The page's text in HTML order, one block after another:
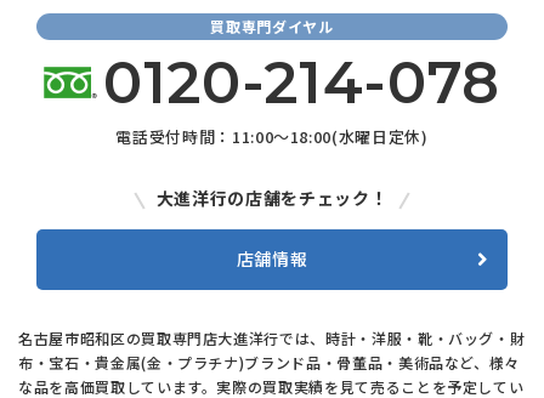
買取専門ダイヤル
0120-214-078
電話受付時間：11:00～18:00(水曜日定休)
大進洋行の店舗をチェック！
店舗情報
名古屋市昭和区の買取専門店大進洋行では、時計・洋服・靴・バッグ・財
布・宝石・貴金属(金・プラチナ)ブランド品・骨董品・美術品など、様々
な品を高価買取しています。実際の買取実績を見て売ることを予定してい